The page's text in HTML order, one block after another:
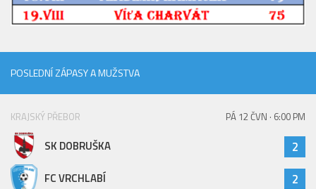
Realizační tým
Výsledky
St. přípravka
POSLEDNÍ ZÁPASY A MUŽSTVA
KRAJSKÝ PŘEBOR PÁ 12 ČVN · 6:00 PM
SK DOBRUŠKA 2
FC VRCHLABÍ 2